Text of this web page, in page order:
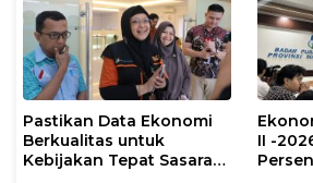
Pastikan Data Ekonomi
Berkualitas untuk
Kebijakan Tepat Sasaran,
II -
Persen